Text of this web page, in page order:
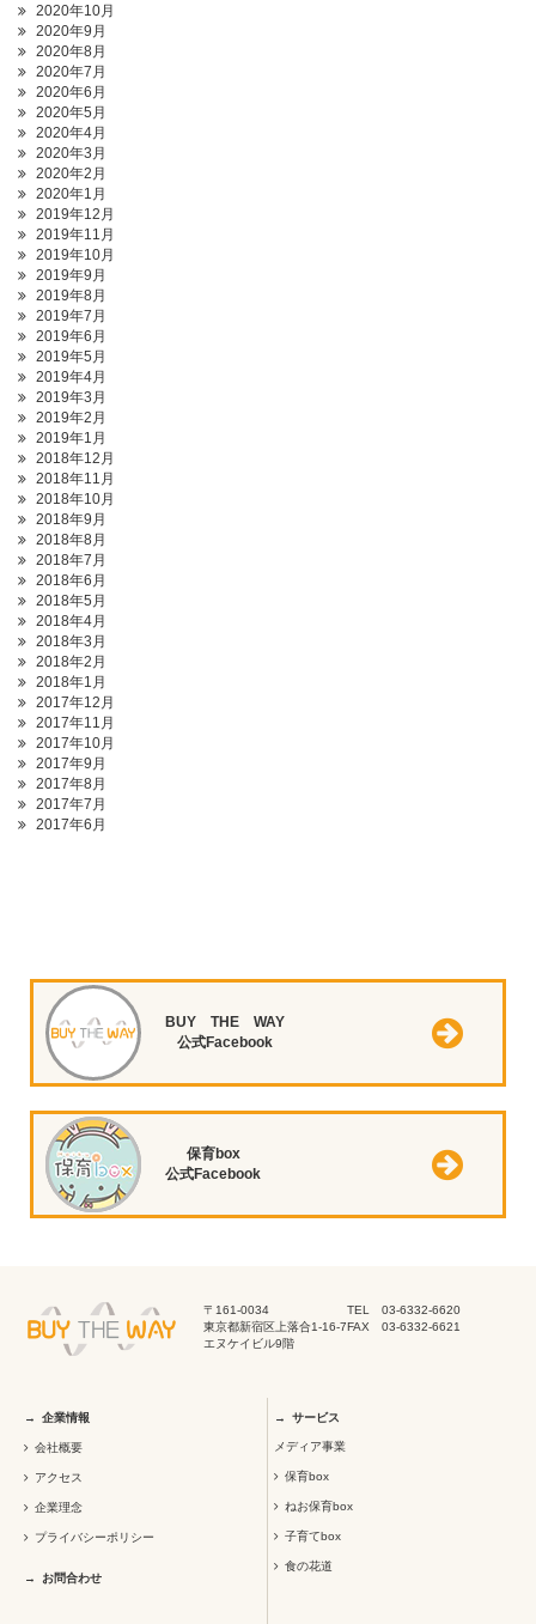
2020年10月
2020年9月
2020年8月
2020年7月
2020年6月
2020年5月
2020年4月
2020年3月
2020年2月
2020年1月
2019年12月
2019年11月
2019年10月
2019年9月
2019年8月
2019年7月
2019年6月
2019年5月
2019年4月
2019年3月
2019年2月
2019年1月
2018年12月
2018年11月
2018年10月
2018年9月
2018年8月
2018年7月
2018年6月
2018年5月
2018年4月
2018年3月
2018年2月
2018年1月
2017年12月
2017年11月
2017年10月
2017年9月
2017年8月
2017年7月
2017年6月
BUY THE WAY
公式Facebook
保育box
公式Facebook
〒161-0034
東京都新宿区上落合1-16-7
エヌケイビル9階
TEL 03-6332-6620
FAX 03-6332-6621
企業情報
会社概要
アクセス
企業理念
プライバシーポリシー
お問合わせ
サービス
メディア事業
保育box
ねお保育box
子育てbox
食の花道